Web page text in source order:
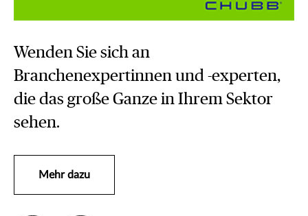
Wenden Sie sich an
Branchenexpertinnen und -experten,
die das große Ganze in Ihrem Sektor
sehen.
Mehr dazu